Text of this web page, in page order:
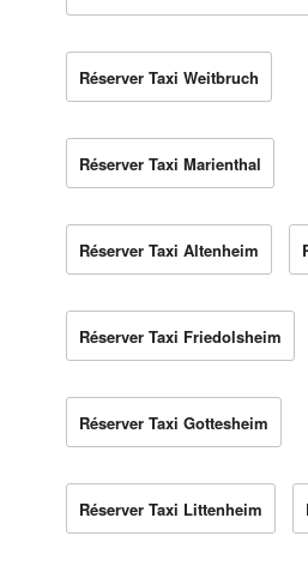
Réserver Taxi Weitbruch
Réserver Taxi Marienthal
Réserver Taxi Altenheim
Réserver Taxi Friedolsheim
Réserver Taxi Gottesheim
Réserver Taxi Littenheim